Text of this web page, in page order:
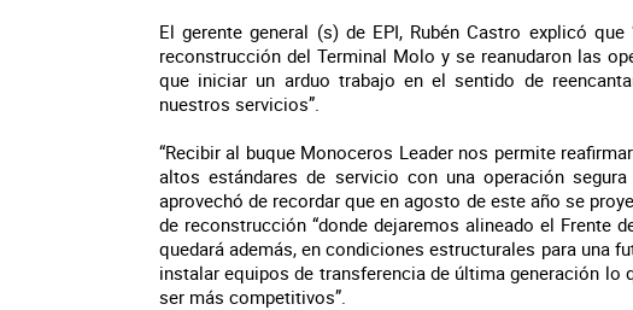
El gerente general (s) de EPI, Rubén Castro explicó
reconstrucción del Terminal Molo y se reanudaron las
que iniciar un arduo trabajo en el sentido de
nuestros servicios”.
“Recibir al buque Monoceros Leader nos permite
altos estándares de servicio con una operación
aprovechó de recordar que en agosto de este año se
de reconstrucción “donde dejaremos alineado el Frente
quedará además, en condiciones estructurales para una
instalar equipos de transferencia de última generación lo
ser más competitivos”.